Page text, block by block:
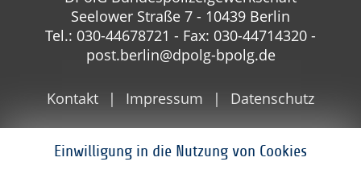
Einwilligung in die Nutzung von Cookies
Seelower Straße 7 - 10439 Berlin
Tel.: 030-44678721 - Fax: 030-44714320 -
post.berlin@dpolg-bpolg.de
Kontakt Impressum Datenschutz